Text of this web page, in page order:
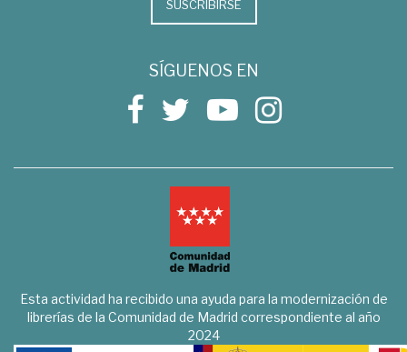
SUSCRIBIRSE
SÍGUENOS EN
Esta actividad ha recibido una ayuda para la modernización de
librerías de la Comunidad de Madrid correspondiente al año
2024